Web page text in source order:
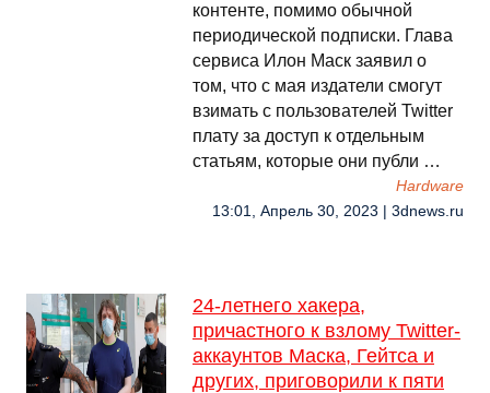
контенте, помимо обычной
периодической подписки. Глава
сервиса Илон Маск заявил о
том, что с мая издатели смогут
взимать с пользователей Twitter
плату за доступ к отдельным
статьям, которые они публи …
Hardware
13:01, Апрель 30, 2023 | 3dnews.ru
24-летнего хакера,
причастного к взлому Twitter-
аккаунтов Маска, Гейтса и
других, приговорили к пяти